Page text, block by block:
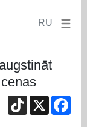
RU
TikTok
X